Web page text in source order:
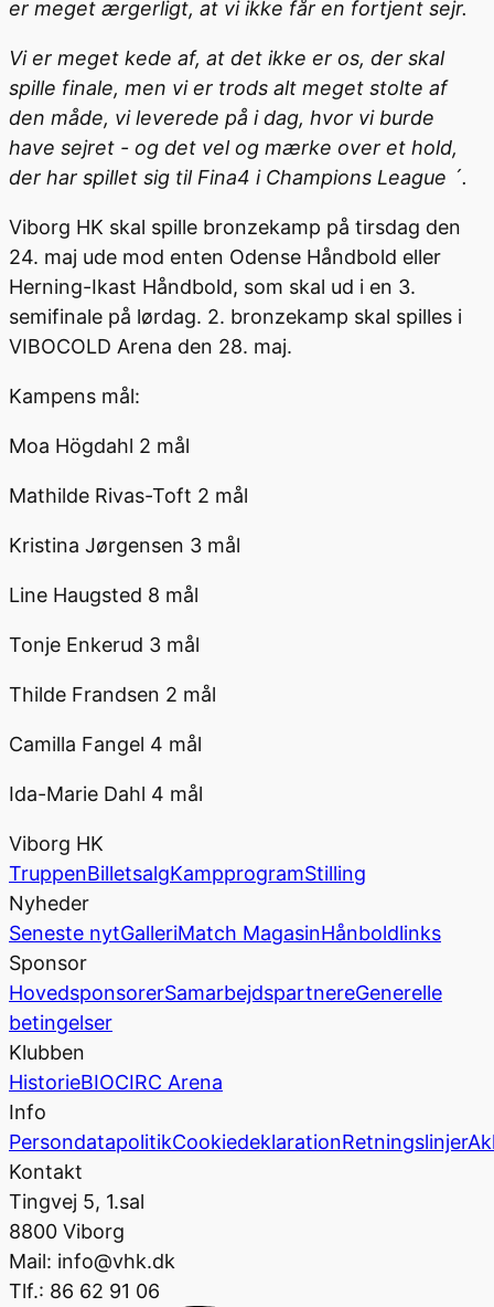
er meget ærgerligt, at vi ikke får en fortjent sejr.
Vi er meget kede af, at det ikke er os, der skal
spille finale, men vi er trods alt meget stolte af
den måde, vi leverede på i dag, hvor vi burde
have sejret - og det vel og mærke over et hold,
der har spillet sig til Fina4 i Champions League ´.
Viborg HK skal spille bronzekamp på tirsdag den
24. maj ude mod enten Odense Håndbold eller
Herning-Ikast Håndbold, som skal ud i en 3.
semifinale på lørdag. 2. bronzekamp skal spilles i
VIBOCOLD Arena den 28. maj.
Kampens mål:
Moa Högdahl 2 mål
Mathilde Rivas-Toft 2 mål
Kristina Jørgensen 3 mål
Line Haugsted 8 mål
Tonje Enkerud 3 mål
Thilde Frandsen 2 mål
Camilla Fangel 4 mål
Ida-Marie Dahl 4 mål
Viborg HK
TruppenBilletsalgKampprogramStilling
Nyheder
Seneste nytGalleriMatch MagasinHånboldlinks
Sponsor
HovedsponsorerSamarbejdspartnereGenerelle
betingelser
Klubben
HistorieBIOCIRC Arena
Info
PersondatapolitikCookiedeklarationRetningslinjer
Kontakt
Tingvej 5, 1.sal
8800 Viborg
Mail: info@vhk.dk
Tlf.: 86 62 91 06